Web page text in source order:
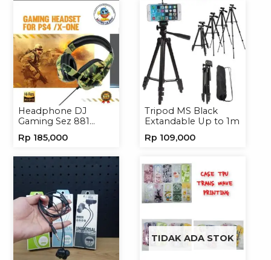
Headphone DJ
Gaming Sez 881
Headset
Rp 185,000
Tripod MS Black
Extandable Up to 1m
Rp 109,000
TIDAK ADA STOK